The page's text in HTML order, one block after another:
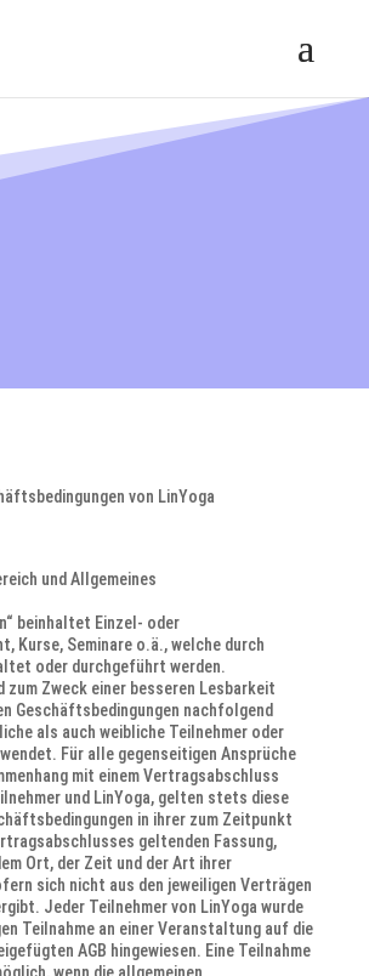
von LinYoga
und Allgemeines
beinhaltet Einzel- oder
Kurse, Seminare o.ä., welche durch
oder durchgeführt werden.
zum Zweck einer besseren Lesbarkeit
Geschäftsbedingungen nachfolgend
als auch weibliche Teilnehmer oder
Für alle gegenseitigen Ansprüche
mit einem Vertragsabschluss
und LinYoga, gelten stets diese
in ihrer zum Zeitpunkt
geltenden Fassung,
Ort, der Zeit und der Art ihrer
sich nicht aus den jeweiligen Verträgen
Jeder Teilnehmer von LinYoga wurde
Teilnahme an einer Veranstaltung auf die
AGB hingewiesen. Eine Teilnahme